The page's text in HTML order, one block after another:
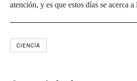
atención, y es que estos días se acerca
CIENCIA